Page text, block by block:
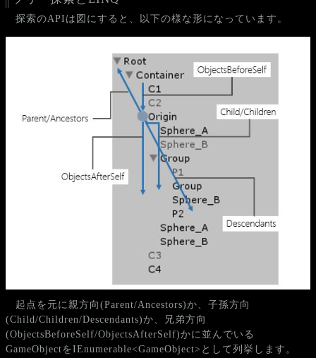
探索のAPIは図にすると、以下の様な形になっています。
起点を元に親方向(Parent/Ancestors)か、子孫方向
(Child/Children/Descendants)か、兄弟方向
(ObjectsBeforeSelf/ObjectsAfterSelf)かに並んでいる
GameObjectをIEnumerable<GameObject>として列挙します。